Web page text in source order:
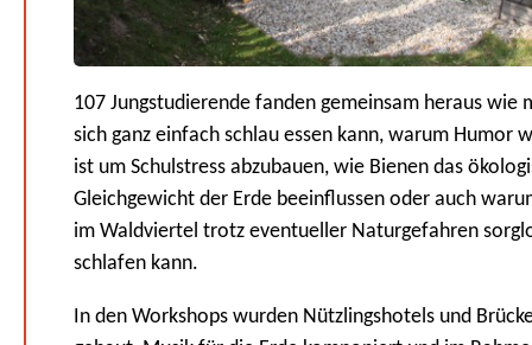
107 Jungstudierende fanden gemeinsam heraus wie
sich ganz einfach schlau essen kann, warum Humor
ist um Schulstress abzubauen, wie Bienen das
Gleichgewicht der Erde beeinflussen oder auch
im Waldviertel trotz eventueller Naturgefahren
schlafen kann.
In den Workshops wurden Nützlingshotels und